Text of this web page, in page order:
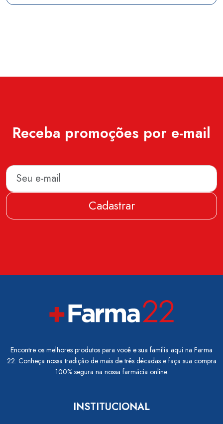
Receba promoções por e-mail
Cadastrar
Encontre os melhores produtos para você e sua família aqui na Farma
22. Conheça nossa tradição de mais de três décadas e faça sua compra
100% segura na nossa farmácia online.
INSTITUCIONAL